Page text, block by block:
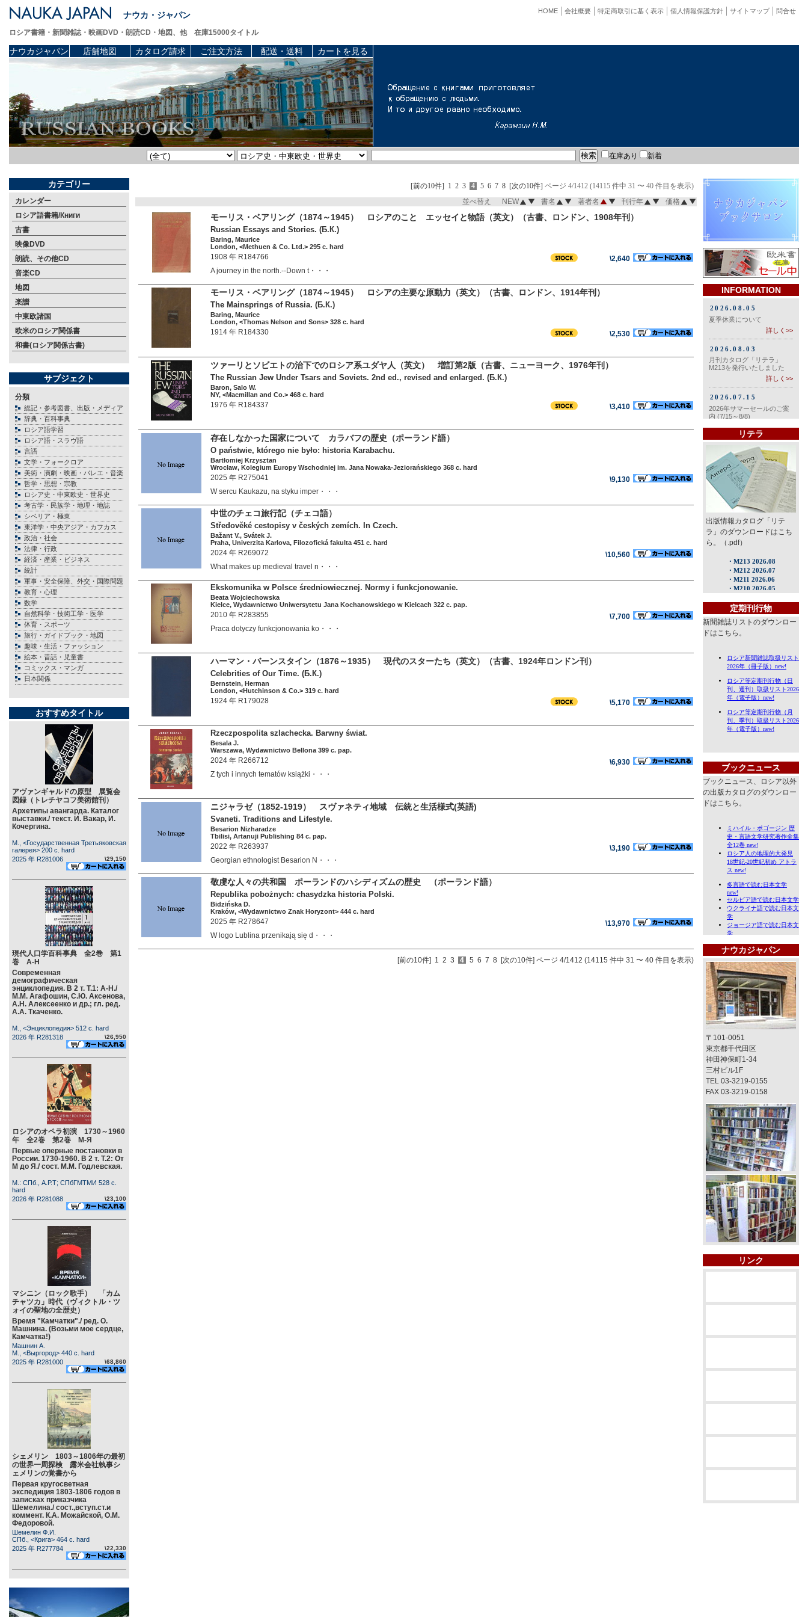
ナウカ・ジャパン 問合せ
サイトマップ
個人情報保護方針
特定商取引に基く表示
会社概要
HOME
ロシア書籍・新聞雑誌・映画DVD・朗読CD・地図、他 在庫15000タイトル
ナウカジャパン 店舗地図 カタログ請求 ご注文方法 配送・送料 カートを見る
在庫あり 新着
カテゴリー
カレンダー
ロシア語書籍/Книги
古書
映像DVD
朗読、その他CD
音楽CD
地図
楽譜
中東欧諸国
欧米のロシア関係書
和書(ロシア関係古書)
サブジェクト
分類
総記・参考図書、出版・メディア
辞典・百科事典
ロシア語学習
ロシア語・スラヴ語
言語
文学・フォークロア
美術・演劇・映画・バレエ・音楽
哲学・思想・宗教
ロシア史・中東欧史・世界史
考古学・民族学・地理・地誌
シベリア・極東
東洋学・中央アジア・カフカス
政治・社会
法律・行政
経済・産業・ビジネス
統計
軍事・安全保障、外交・国際問題
教育・心理
数学
自然科学・技術工学・医学
体育・スポーツ
旅行・ガイドブック・地図
趣味・生活・ファッション
絵本・昔話・児童書
コミックス・マンガ
日本関係
おすすめタイトル
アヴァンギャルドの原型 展覧会
図録（トレチヤコフ美術館刊）
Архетипы авангарда. Каталог
выставки./ текст. И. Вакар, И.
Кочергина.
М., <Государственная Третьяковская
галерея> 200 c. hard
2025 年 R281006
\29,150
現代人口学百科事典 全2巻 第1
巻 А-Н
Современная
демографическая
энциклопедия. В 2 т. Т.1: А-Н./
М.М. Агафошин, С.Ю. Аксенова,
А.Н. Алексеенко и др.; гл. ред.
А.А. Ткаченко.
М., <Энциклопедия> 512 c. hard
2026 年 R281318
\26,950
ロシアのオペラ初演 1730～1960
年 全2巻 第2巻 М-Я
Первые оперные постановки в
России. 1730-1960. В 2 т. Т.2: От
М до Я./ сост. М.М. Годлевская.
М.: СПб., А.Р.Т; СПбГМТМИ 528 c.
hard
2026 年 R281088
\23,100
マシニン（ロック歌手） 「カム
チャツカ」時代（ヴィクトル・ツ
ォイの聖地の全歴史）
Время "Камчатки"./ ред. О.
Машнина. (Возьми мое сердце,
Камчатка!)
Машнин А.
М., <Выргород> 440 c. hard
2025 年 R281000
\68,860
シェメリン 1803～1806年の最初
の世界一周探検 露米会社執事シ
ェメリンの覚書から
Первая кругосветная
экспедиция 1803-1806 годов в
записках приказчика
Шемелина./ сост.,вступ.ст.и
коммент. К.А. Можайской, О.М.
Федоровой.
Шемелин Ф.И.
СПб., <Крига> 464 c. hard
2025 年 R277784
\22,330
[前の10件] 1 2 3 4 5 6 7 8 [次の10件] ページ 4/1412 (14115 件中 31 〜 40 件目を表示)
並べ替え NEW 書名 著者名 刊行年 価格
モーリス・ベアリング（1874～1945） ロシアのこと エッセイと物語（英文）（古書、ロンドン、1908年刊）
Russian Essays and Stories. (Б.К.)
Baring, Maurice
London, <Methuen & Co. Ltd.> 295 c. hard
1908 年 R184766
\2,640
A journey in the north.--Down t・・・
モーリス・ベアリング（1874～1945） ロシアの主要な原動力（英文）（古書、ロンドン、1914年刊）
The Mainsprings of Russia. (Б.К.)
Baring, Maurice
London, <Thomas Nelson and Sons> 328 c. hard
1914 年 R184330 \2,530
ツァーリとソビエトの治下でのロシア系ユダヤ人（英文） 増訂第2版（古書、ニューヨーク、1976年刊）
The Russian Jew Under Tsars and Soviets. 2nd ed., revised and enlarged. (Б.К.)
Baron, Salo W.
NY, <Macmillan and Co.> 468 c. hard
1976 年 R184337 \3,410
存在しなかった国家について カラバフの歴史（ポーランド語）
O państwie, którego nie było: historia Karabachu.
Bartłomiej Krzysztan
Wrocław, Kolegium Europy Wschodniej im. Jana Nowaka-Jeziorańskiego 368 c. hard
2025 年 R275041
\9,130
W sercu Kaukazu, na styku imper・・・
中世のチェコ旅行記（チェコ語）
Středověké cestopisy v českých zemích. In Czech.
Bažant V., Svátek J.
Praha, Univerzita Karlova, Filozofická fakulta 451 c. hard
2024 年 R269072
\10,560
What makes up medieval travel n・・・
Ekskomunika w Polsce średniowiecznej. Normy i funkcjonowanie.
Beata Wojciechowska
Kielce, Wydawnictwo Uniwersytetu Jana Kochanowskiego w Kielcach 322 c. pap.
2010 年 R283855
\7,700
Praca dotyczy funkcjonowania ko・・・
ハーマン・バーンスタイン（1876～1935） 現代のスターたち（英文）（古書、1924年ロンドン刊）
Celebrities of Our Time. (Б.К.)
Bernstein, Herman
London, <Hutchinson & Co.> 319 c. hard
1924 年 R179028 \5,170
Rzeczpospolita szlachecka. Barwny świat.
Besala J.
Warszawa, Wydawnictwo Bellona 399 c. pap.
2024 年 R266712
\6,930
Z tych i innych tematów książki・・・
ニジャラゼ（1852-1919） スヴァネティ地域 伝統と生活様式(英語)
Svaneti. Traditions and Lifestyle.
Besarion Nizharadze
Tbilisi, Artanuji Publishing 84 c. pap.
2022 年 R263937
\3,190
Georgian ethnologist Besarion N・・・
敬虔な人々の共和国 ポーランドのハシディズムの歴史 （ポーランド語）
Republika pobożnych: chasydzka historia Polski.
Bidzińska D.
Kraków, <Wydawnictwo Znak Horyzont> 444 c. hard
2025 年 R278647
\13,970
W logo Lublina przenikają się d・・・
[前の10件] 1 2 3 4 5 6 7 8 [次の10件] ページ 4/1412 (14115 件中 31 〜 40 件目を表示)
INFORMATION
リテラ
出版情報カタログ「リテ
ラ」のダウンロードはこち
ら。（.pdf）
定期刊行物
新聞雑誌リストのダウンロー
ドはこちら。
ブックニュース
ブックニュース、ロシア以外
の出版カタログのダウンロー
ドはこちら。
ナウカジャパン
〒101-0051
東京都千代田区
神田神保町1-34
三村ビル1F
TEL 03-3219-0155
FAX 03-3219-0158
リンク